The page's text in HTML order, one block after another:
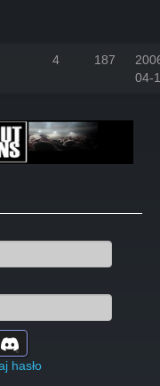
4 187
04-
hasło